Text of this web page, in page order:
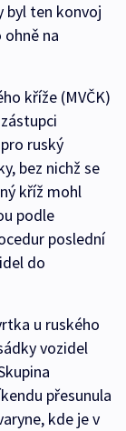
byl ten konvoj
na
kříže (MVČK)
ruský
bez nichž se
kříž mohl
podle
poslední
do
u ruského
vozidel
přesunula
kde je v